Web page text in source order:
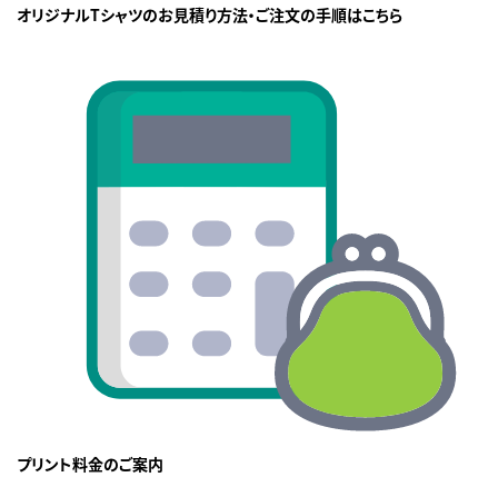
オリジナルTシャツのお見積り方法・ご注文の手順はこちら
プリント料金のご案内